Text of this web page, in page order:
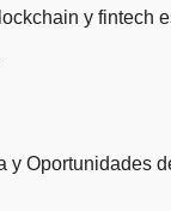
y fintech